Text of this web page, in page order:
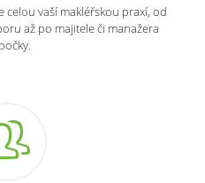
celou vaší makléřskou praxí, od
až po majitele či manažera